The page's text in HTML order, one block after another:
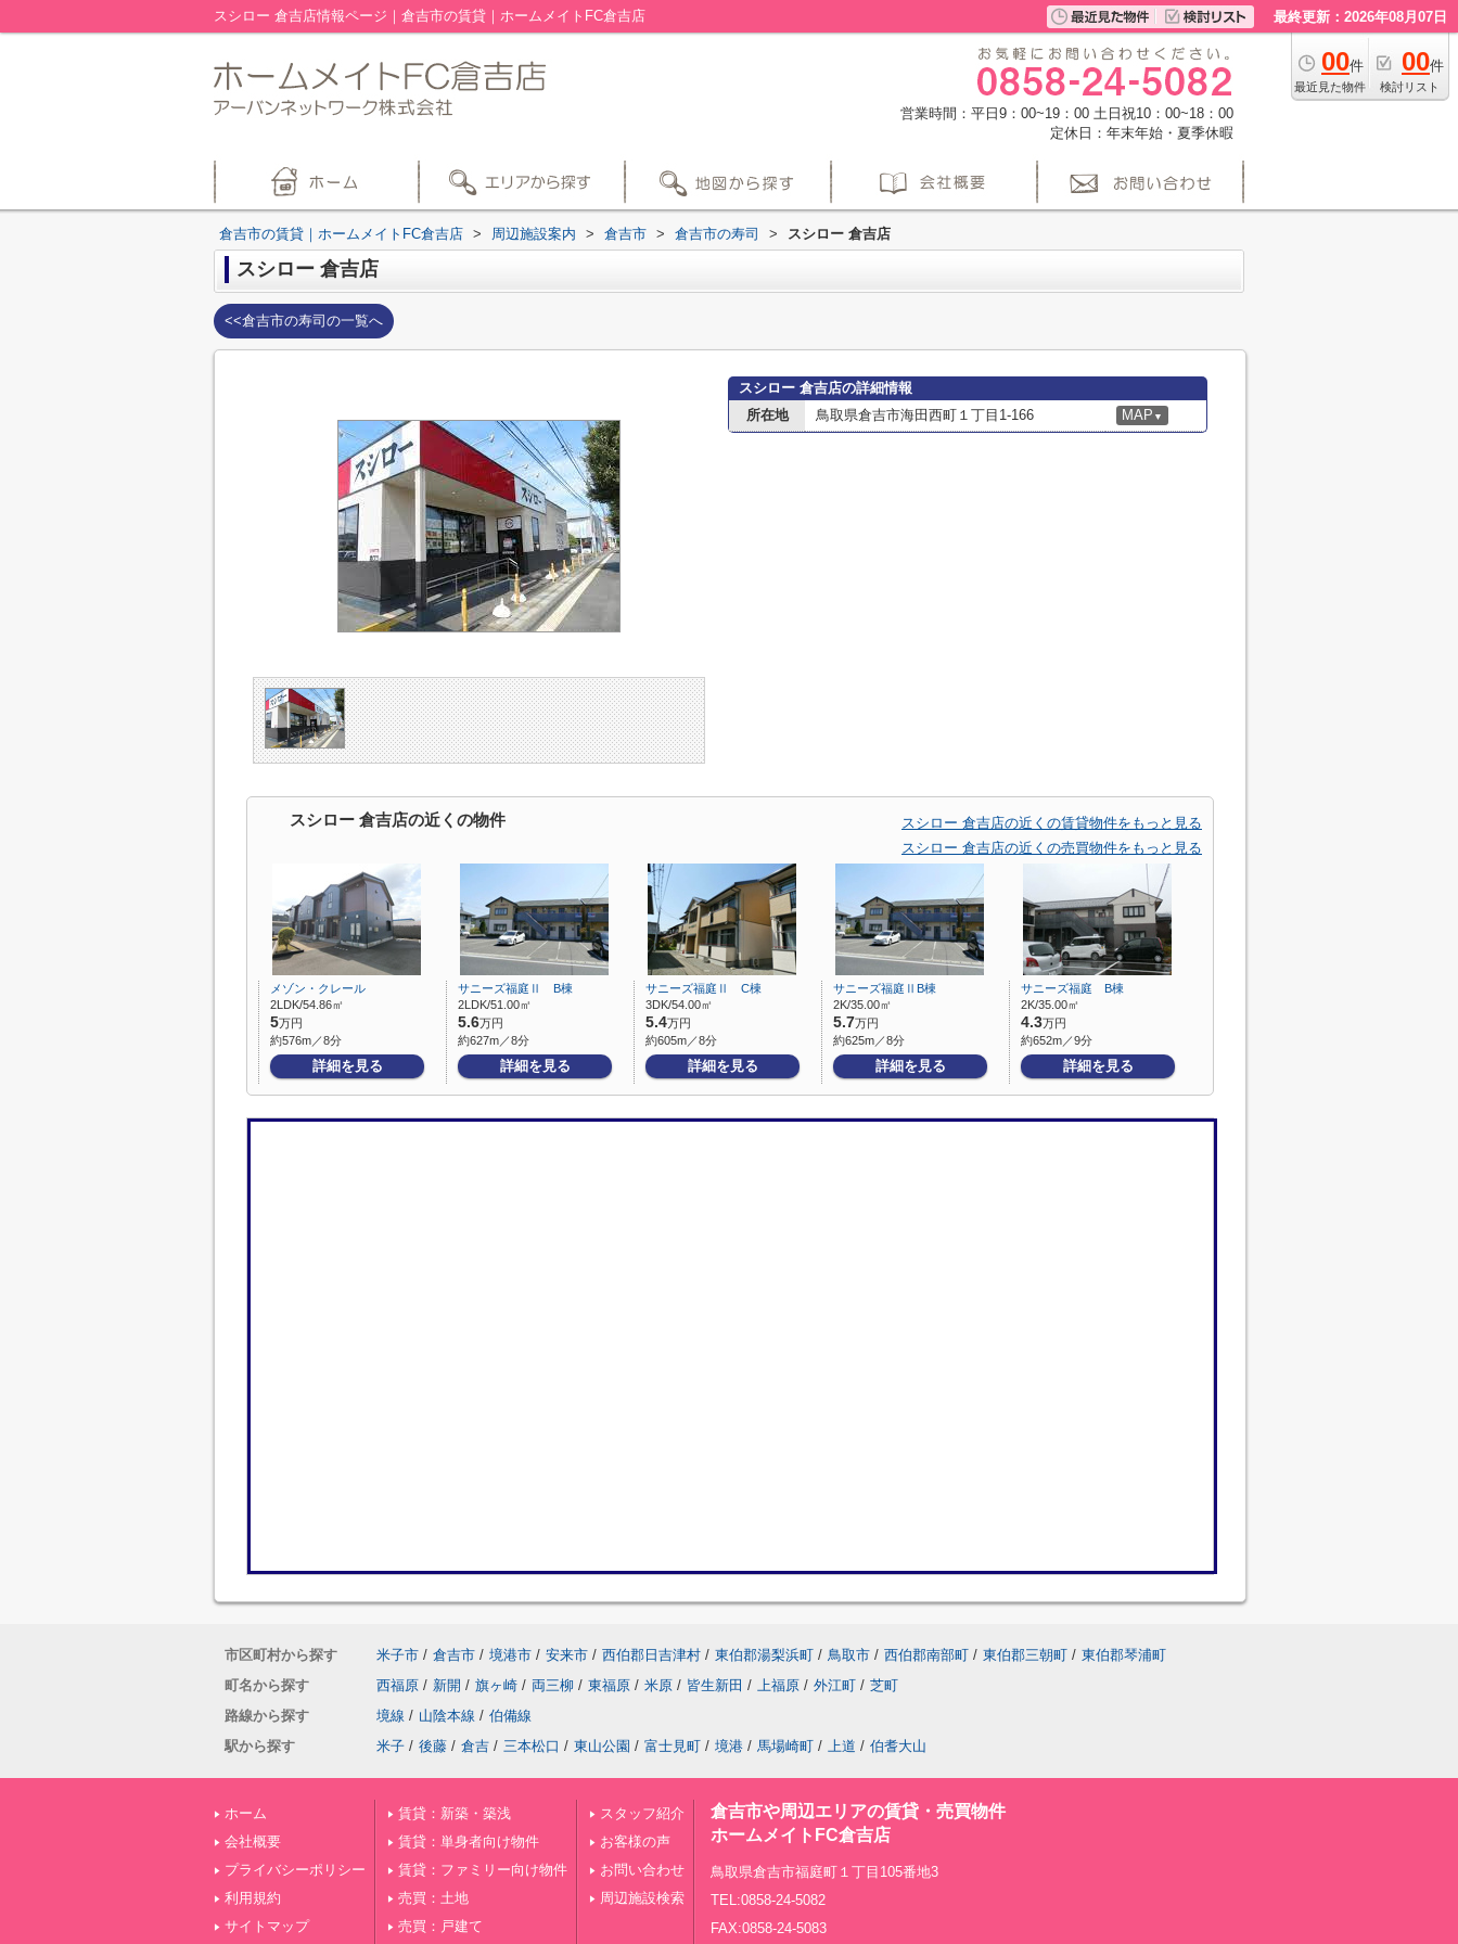
スシロー 倉吉店情報ページ｜倉吉市の賃貸｜ホームメイトFC倉吉店 最終更新：2026年08月07日
00件
最近見た物件
00件
検討リスト
営業時間：平日9：00~19：00 土日祝10：00~18：00
定休日：年末年始・夏季休暇
倉吉市の賃貸｜ホームメイトFC倉吉店 > 周辺施設案内 > 倉吉市 > 倉吉市の寿司 > スシロー 倉吉店
スシロー 倉吉店
<<倉吉市の寿司の一覧へ
スシロー 倉吉店の詳細情報
所在地
鳥取県倉吉市海田西町１丁目1-166 MAP ▼
スシロー 倉吉店の近くの物件
スシロー 倉吉店の近くの賃貸物件をもっと見る
スシロー 倉吉店の近くの売買物件をもっと見る
メゾン・クレール
2LDK/54.86㎡
5万円
約576m／8分
詳細を見る
サニーズ福庭Ⅱ B棟
2LDK/51.00㎡
5.6万円
約627m／8分
詳細を見る
サニーズ福庭Ⅱ C棟
3DK/54.00㎡
5.4万円
約605m／8分
詳細を見る
サニーズ福庭ⅡB棟
2K/35.00㎡
5.7万円
約625m／8分
詳細を見る
サニーズ福庭 B棟
2K/35.00㎡
4.3万円
約652m／9分
詳細を見る
市区町村から探す 米子市 / 倉吉市 / 境港市 / 安来市 / 西伯郡日吉津村 / 東伯郡湯梨浜町 / 鳥取市 / 西伯郡南部町 / 東伯郡三朝町 / 東伯郡琴浦町
町名から探す
西福原 / 新開 / 旗ヶ崎 / 両三柳 / 東福原 / 米原 / 皆生新田 / 上福原 / 外江町 / 芝町
路線から探す
境線 / 山陰本線 / 伯備線
駅から探す
米子 / 後藤 / 倉吉 / 三本松口 / 東山公園 / 富士見町 / 境港 / 馬場崎町 / 上道 / 伯耆大山
ホーム
会社概要
プライバシーポリシー
利用規約
サイトマップ
賃貸：新築・築浅
賃貸：単身者向け物件
賃貸：ファミリー向け物件
売買：土地
売買：戸建て
スタッフ紹介
お客様の声
お問い合わせ
周辺施設検索
倉吉市や周辺エリアの賃貸・売買物件
ホームメイトFC倉吉店
鳥取県倉吉市福庭町１丁目105番地3
TEL:0858-24-5082
FAX:0858-24-5083